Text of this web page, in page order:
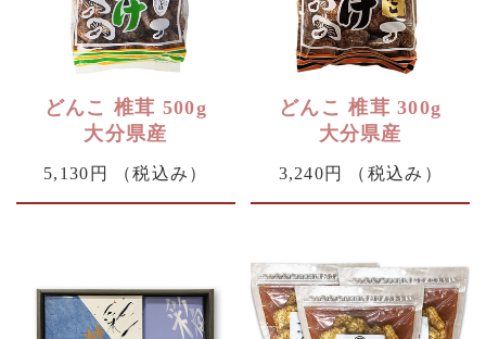
どんこ 椎茸 500g
大分県産
5,130円 （税込み）
どんこ 椎茸 300g
大分県産
3,240円 （税込み）